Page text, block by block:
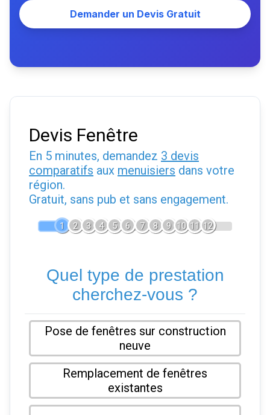
Demander un Devis Gratuit
Devis Fenêtre
En 5 minutes, demandez 3 devis
comparatifs aux menuisiers dans votre
région.
Gratuit, sans pub et sans engagement.
1 2 3 4 5 6 7 8 9 10 11 12
Quel type de prestation
cherchez-vous ?
Pose de fenêtres sur construction
neuve
Remplacement de fenêtres
existantes